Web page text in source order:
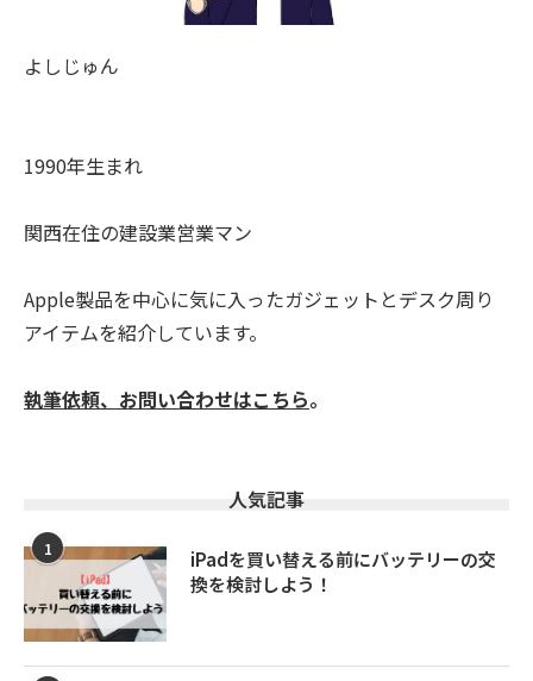
よしじゅん
1990年生まれ
関西在住の建設業営業マン
Apple製品を中心に気に入ったガジェットとデスク周り
アイテムを紹介しています。
執筆依頼、お問い合わせはこちら。
人気記事
1
iPadを買い替える前にバッテリーの交
換を検討しよう！